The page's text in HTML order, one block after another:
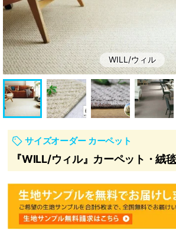
WILL/ウィル
サイズオーダー カーペット
『WILL/ウィル』カーペット・絨毯